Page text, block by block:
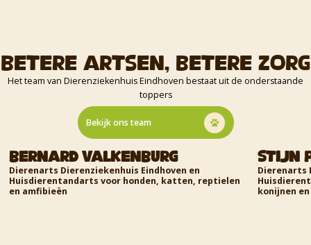
Betere artsen, betere zorg
Het team van Dierenziekenhuis Eindhoven bestaat uit de onderstaande
toppers
Bekijk ons team
Bernard Valkenburg
Dierenarts Dierenziekenhuis Eindhoven en
Huisdierentandarts voor honden, katten, reptielen
en amfibieën
Stijn
Dierenarts
konijnen